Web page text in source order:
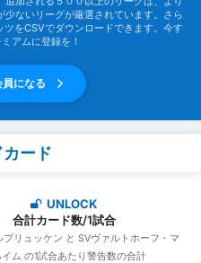
ないリーグが厳選されています。さら
をCSVでダウンロードできます。今す
アムに登録を！
になる
ード
UNLOCK
合計カード数/1試合
ブリュッケン と SVヴァルトホーフ・マ
イム の1試合あたり警告数の合計